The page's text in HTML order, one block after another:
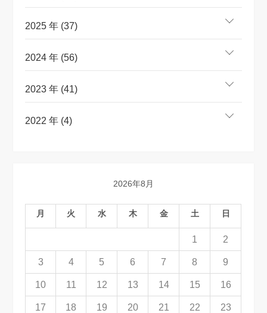
2025 年 (37)
2024 年 (56)
2023 年 (41)
2022 年 (4)
2026年8月
月 火 水 木 金 土 日
1 2
3 4 5 6 7 8 9
10 11 12 13 14 15 16
17 18 19 20 21 22 23